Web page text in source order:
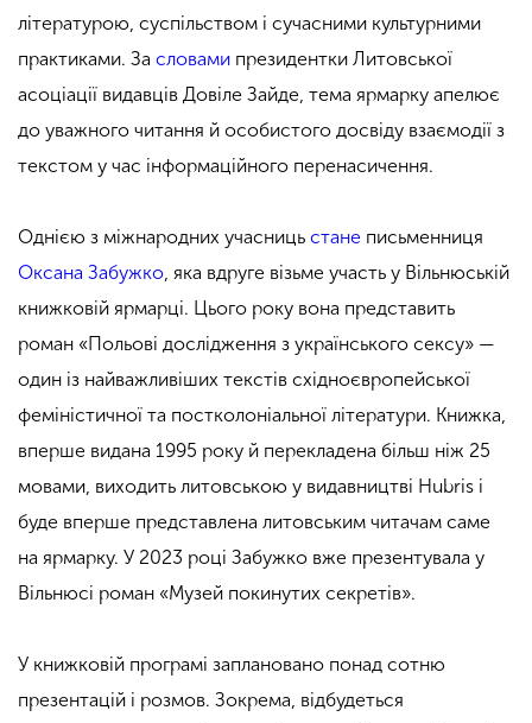
літературою, суспільством і сучасними культурними
практиками. За словами президентки Литовської
асоціації видавців Довіле Зайде, тема ярмарку апелює
до уважного читання й особистого досвіду взаємодії з
текстом у час інформаційного перенасичення.
Однією з міжнародних учасниць стане письменниця
Оксана Забужко, яка вдруге візьме участь у Вільнюській
книжковій ярмарці. Цього року вона представить
роман «Польові дослідження з українського сексу» —
один із найважливіших текстів східноєвропейської
феміністичної та постколоніальної літератури. Книжка,
вперше видана 1995 року й перекладена більш ніж 25
мовами, виходить литовською у видавництві Hubris і
буде вперше представлена литовським читачам саме
на ярмарку. У 2023 році Забужко вже презентувала у
Вільнюсі роман «Музей покинутих секретів».
У книжковій програмі заплановано понад сотню
презентацій і розмов. Зокрема, відбудеться